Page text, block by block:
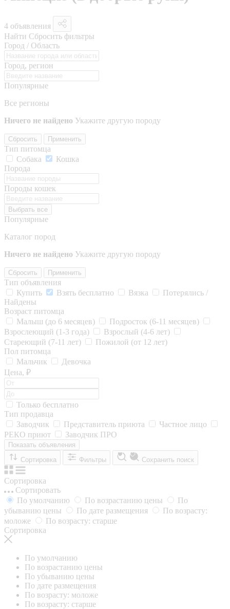
4 объявления
Найти Сбросить фильтры
Город / Область
Город, регион
Популярные
Все регионы
Ничего не найдено Укажите другую породу
Сбросить Применить
Тип питомца
Собака
Кошка
Порода
Породы кошек
Выбрать все
Популярные
Каталог пород
Ничего не найдено Укажите другую породу
Сбросить Применить
Тип объявления
Купить
Взять бесплатно Вязка
Потерялись /
Найдены
Возраст питомца
Малыш (до 6 месяцев)
Подросток (6-11 месяцев)
Взрослеющий (1-3 года)
Взрослый (4-6 лет)
Стареющий (7-11 лет)
Пожилой (от 12 лет)
Пол питомца
Мальчик
Девочка
Цена, ₽
Только бесплатно
Тип продавца
Заводчик
Представитель приюта
Частное лицо
РЕКО приют
Заводчик ПРО
Показать объявления
Сортировка
Фильтры Сохранить поиск
Сортировка
Сортировать
По умолчанию
По возрастанию цены
По
убыванию цены
По дате размещения
По возрасту:
моложе
По возрасту: старше
Сортировка
По умолчанию
По возрастанию цены
По убыванию цены
По дате размещения
По возрасту: моложе
По возрасту: старше